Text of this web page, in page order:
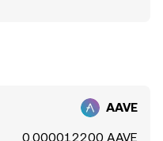
AAVE
0.000012200 AAVE